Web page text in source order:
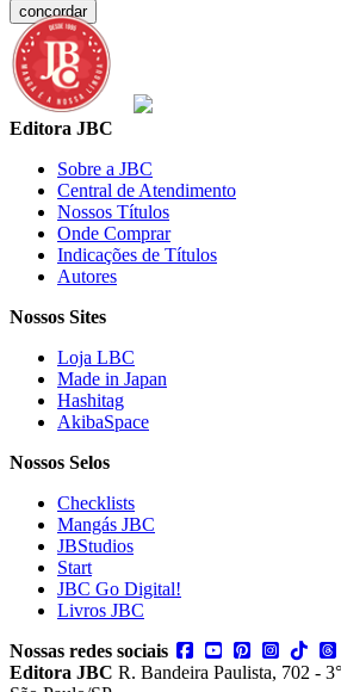
concordar
Editora JBC
Sobre a JBC
Central de Atendimento
Nossos Títulos
Onde Comprar
Indicações de Títulos
Autores
Nossos Sites
Loja LBC
Made in Japan
Hashitag
AkibaSpace
Nossos Selos
Checklists
Mangás JBC
JBStudios
Start
JBC Go Digital!
Livros JBC
Nossas redes sociais
Editora JBC R. Bandeira Paulista, 702 -